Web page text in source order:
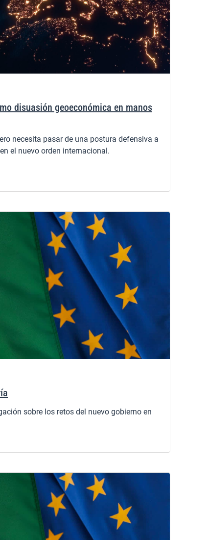
disuasión geoeconómica en manos
necesita pasar de una postura defensiva a
el nuevo orden internacional.
sobre los retos del nuevo gobierno en